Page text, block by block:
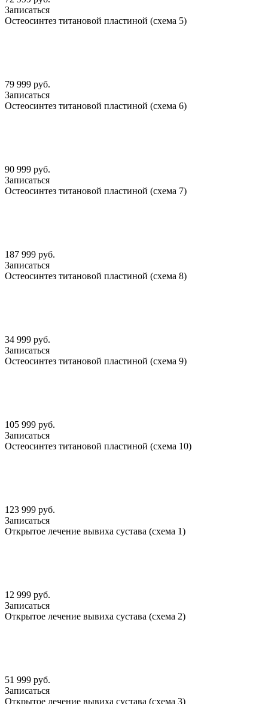
Записаться
Остеосинтез титановой пластиной (схема 5)
79 999 руб.
Записаться
Остеосинтез титановой пластиной (схема 6)
90 999 руб.
Записаться
Остеосинтез титановой пластиной (схема 7)
187 999 руб.
Записаться
Остеосинтез титановой пластиной (схема 8)
34 999 руб.
Записаться
Остеосинтез титановой пластиной (схема 9)
105 999 руб.
Записаться
Остеосинтез титановой пластиной (схема 10)
123 999 руб.
Записаться
Открытое лечение вывиха сустава (схема 1)
12 999 руб.
Записаться
Открытое лечение вывиха сустава (схема 2)
51 999 руб.
Записаться
Открытое лечение вывиха сустава (схема 3)